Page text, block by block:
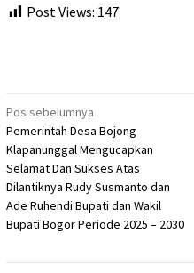
Post Views: 147
Navigasi
pos
Pos sebelumnya
Pemerintah Desa Bojong
Klapanunggal Mengucapkan
Selamat Dan Sukses Atas
Dilantiknya Rudy Susmanto dan
Ade Ruhendi Bupati dan Wakil
Bupati Bogor Periode 2025 – 2030